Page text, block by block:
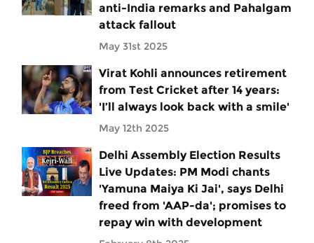
anti-India remarks and Pahalgam
attack fallout
May 31st 2025
Virat Kohli announces retirement
from Test Cricket after 14 years:
'I’ll always look back with a smile'
May 12th 2025
Delhi Assembly Election Results
Live Updates: PM Modi chants
'Yamuna Maiya Ki Jai', says Delhi
freed from 'AAP-da'; promises to
repay win with development